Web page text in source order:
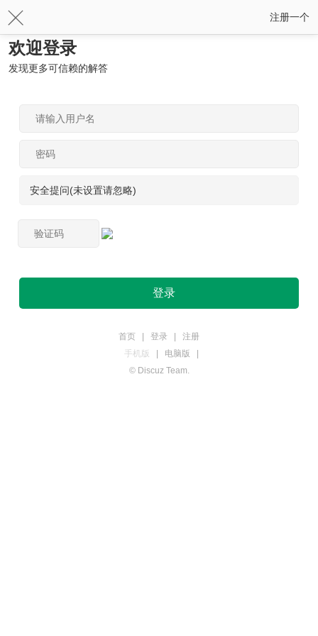
注册一个
欢迎登录
发现更多可信赖的解答
安全提问(未设置请忽略)
登录
首页 登录
注册
手机版
电脑版
© Discuz Team.